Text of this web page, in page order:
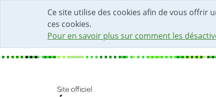
Ce site utilise des cookies afin de vous offrir
ces cookies.
Pour en savoir plus sur comment les
DÉBUT DU CONTENU DE LA PAGE
ACCÈS AU CHAMP DE RECHERCHE
PAGE D'ACCUEIL
FORMULAIRE DE CONTACT